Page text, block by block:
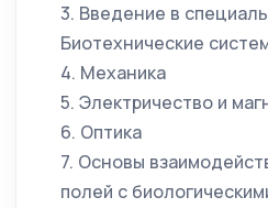
3. Введение в
Биотехнические
4. Механика
5. Электричество и
6. Оптика
7. Основы
полей с